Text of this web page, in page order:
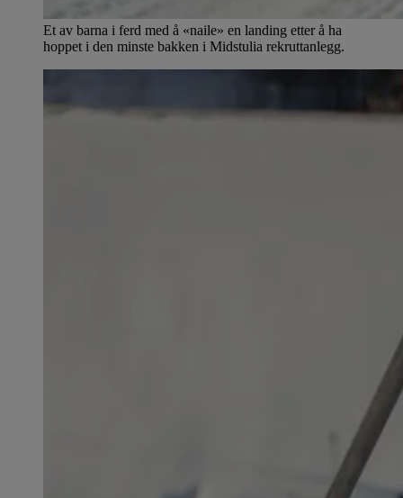
Et av barna i ferd med å «naile» en landing etter å ha
hoppet i den minste bakken i Midstulia rekruttanlegg.